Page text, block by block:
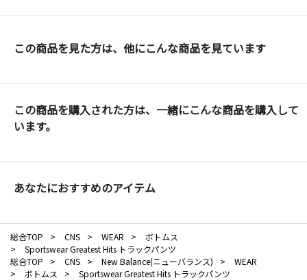
この商品を見た方は、他にこんな商品を見ています
この商品を購入された方は、一緒にこんな商品を購入して
います。
あなたにおすすめのアイテム
総合TOP > CNS > WEAR >
ボトムス
>
Sportswear Greatest Hits トラックパンツ
総合TOP
> CNS > New Balance(ニューバランス) >
WEAR
>
ボトムス > Sportswear Greatest Hits トラックパンツ